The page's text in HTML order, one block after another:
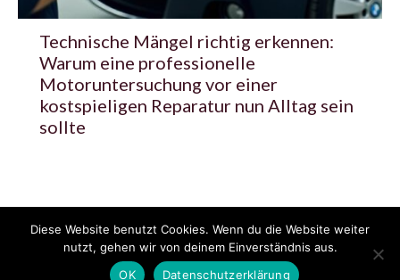
Technische Mängel richtig erkennen:
Warum eine professionelle
Motoruntersuchung vor einer
kostspieligen Reparatur nun Alltag sein
sollte
© 2020 - 2025 Copyright - KFZzeitung.com
Datenschutzerklärung FAQ Kontakt Impressum
Diese Website benutzt Cookies. Wenn du die Website weiter
nutzt, gehen wir von deinem Einverständnis aus.
OK
Datenschutzerklärung